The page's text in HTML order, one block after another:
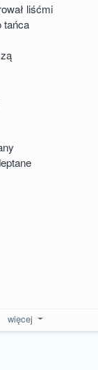
liśćmi
tańca
więcej